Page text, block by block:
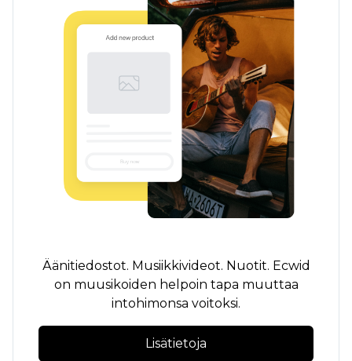
Äänitiedostot. Musiikkivideot. Nuotit. Ecwid
on muusikoiden helpoin tapa muuttaa
intohimonsa voitoksi.
Lisätietoja